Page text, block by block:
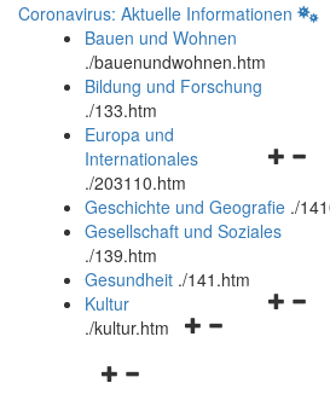
Coronavirus: Aktuelle Informationen
Bauen und Wohnen
./bauenundwohnen.htm
Bildung und Forschung
./133.htm
und
schließen
Europa und
Internationales
./203110.htm
Geschichte und Geografie ./
Gesellschaft und Soziales
./139.htm
Gesundheit ./141.htm
Navigationsmenü
Kultur
./kultur.htm
Navigationsmenü